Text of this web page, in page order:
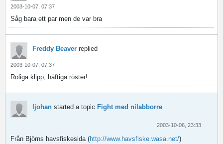
2003-10-07, 07:37
Såg bara ett par men de var bra
Freddy Beaver replied
2003-10-07, 07:37
Roliga klipp, häftiga röster!
ljohan started a topic Fight med nilabborre
2003-10-06, 23:33
Från Björns havsfiskesida (http://www.havsfiske.wasa.net/)